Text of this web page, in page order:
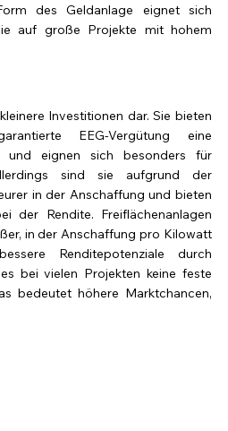
des Geldanlage eignet sich
auf große Projekte mit hohem
Investitionen dar. Sie bieten
EEG-Vergütung eine
und eignen sich besonders für
sind sie aufgrund der
in der Anschaffung und bieten
der Rendite. Freiflächenanlagen
in der Anschaffung pro Kilowatt
Renditepotenziale durch
bei vielen Projekten keine feste
bedeutet höhere Marktchancen,